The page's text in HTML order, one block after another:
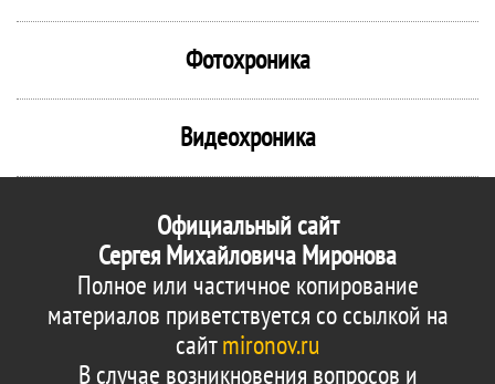
Фотохроника
Видеохроника
Официальный сайт
Сергея Михайловича Миронова
Полное или частичное копирование
материалов приветствуется со ссылкой на
сайтmironov.ru
В случае возникновения вопросов и